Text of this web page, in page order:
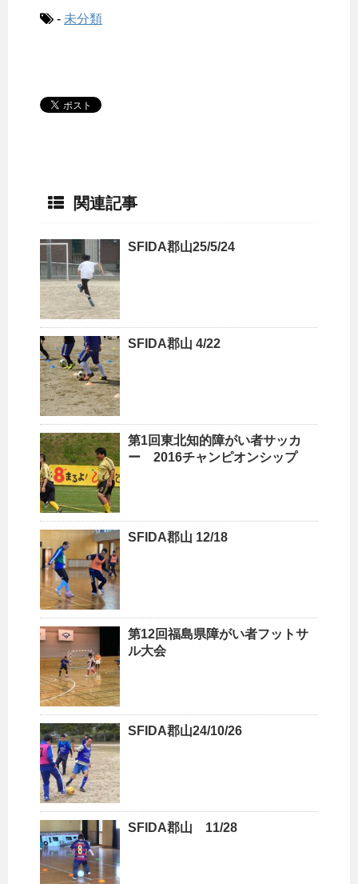
- 未分類
関連記事
SFIDA郡山25/5/24
SFIDA郡山 4/22
第1回東北知的障がい者サッカ
ー 2016チャンピオンシップ
SFIDA郡山 12/18
第12回福島県障がい者フットサ
ル大会
SFIDA郡山24/10/26
SFIDA郡山 11/28